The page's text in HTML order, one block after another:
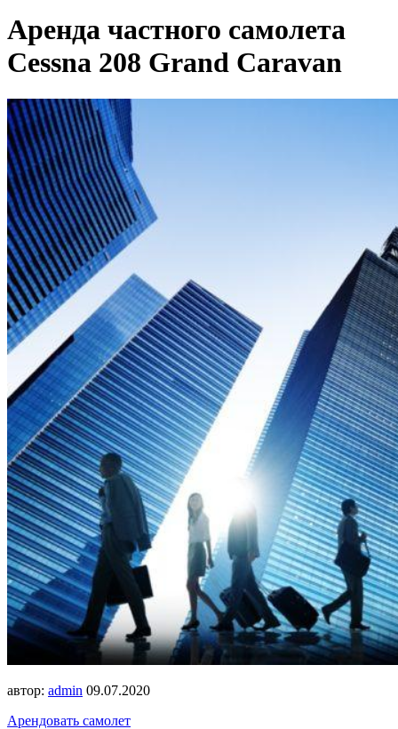
Аренда частного самолета
Cessna 208 Grand Caravan
автор: admin 09.07.2020
Арендовать самолет